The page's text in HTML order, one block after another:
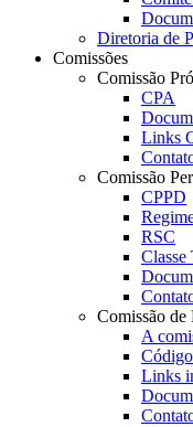
Diretoria de
Comissões
Comissão
CPA
Links
Comissão
CPPD
RSC
Classe
Comissão de
A
Links